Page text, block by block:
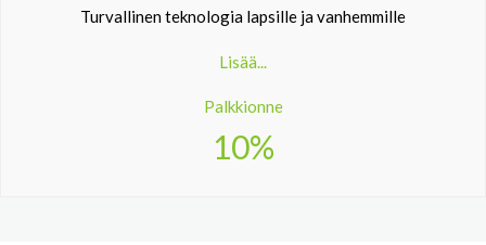
Turvallinen teknologia lapsille ja vanhemmille
Lisää...
Palkkionne
10%